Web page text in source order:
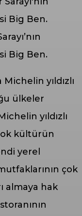
Big Ben.
yıldızlı
ülkeler
yıldızlı
kültürün
yerel
çok
almaya hak